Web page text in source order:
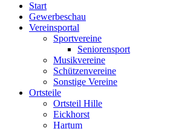
Start
Gewerbeschau
Vereinsportal
Sportvereine
Seniorensport
Musikvereine
Schützenvereine
Sonstige Vereine
Ortsteile
Ortsteil Hille
Eickhorst
Hartum